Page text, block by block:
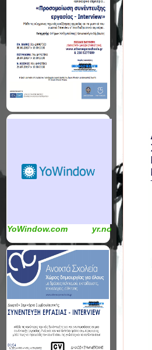
YoWindow.com yr.no